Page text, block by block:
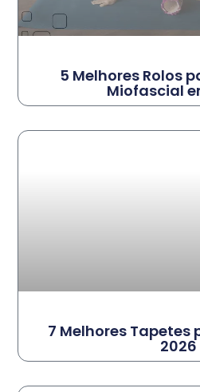
5 Melhores Rolos
Miofascial
7 Melhores Tapetes
2026